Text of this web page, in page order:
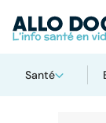
Santé